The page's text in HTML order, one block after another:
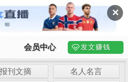
✕
会员中心 发文赚钱
报刊文摘
名人名言